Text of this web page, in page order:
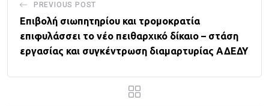
PREVIOUS POST
Επιβολή σιωπητηρίου και τρομοκρατία
επιφυλάσσει το νέο πειθαρχικό δίκαιο – στάση
εργασίας και συγκέντρωση διαμαρτυρίας ΑΔΕΔΥ